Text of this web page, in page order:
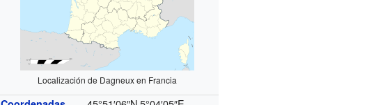
Localización de Dagneux en Francia